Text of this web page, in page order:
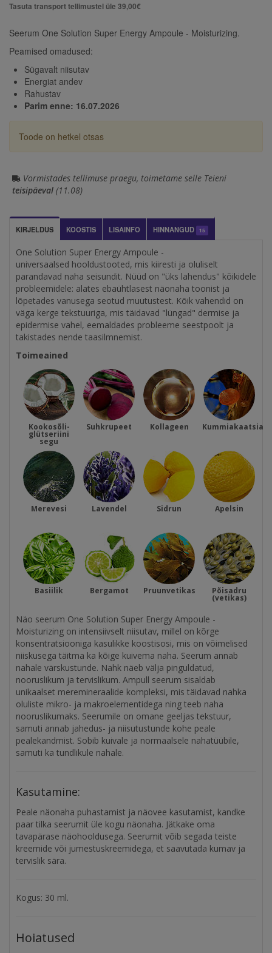
Tasuta transport tellimustel üle 39,00€
Seerum One Solution Super Energy Ampoule - Moisturizing.
Peamised omadused:
Sügavalt niisutav
Energiat andev
Rahustav
Parim enne: 16.07.2026
Toode on hetkel otsas
Vormistades tellimuse praegu, toimetame selle Teieni
teisipäeval (11.08)
KIRJELDUS KOOSTIS LISAINFO HINNANGUD 15
One Solution Super Energy Ampoule -
universaalsed hooldustooted, mis kiiresti ja oluliselt
parandavad naha seisundit. Nüüd on "üks lahendus" kõikidele
probleemidele: alates ebaühtlasest näonaha toonist ja
lõpetades vanusega seotud muutustest. Kõik vahendid on
väga kerge tekstuuriga, mis täidavad "lüngad" dermise ja
epidermise vahel, eemaldades probleeme seestpoolt ja
takistades nende taasilmnemist.
Toimeained
Kookosõli-
glütseriini
segu
Suhkrupeet Kollageen Kummiakaatsia
Merevesi Lavendel Sidrun Apelsin
Basiilik Bergamot Pruunvetikas Põisadru
(vetikas)
Näo seerum One Solution Super Energy Ampoule -
Moisturizing on intensiivselt niisutav, millel on kõrge
konsentratsiooniga kasulikke koostisosi, mis on võimelised
niiskusega täitma ka kõige kuivema naha. Seerum annab
nahale värskustunde. Nahk näeb välja pinguldatud,
nooruslikum ja tervislikum. Ampull seerum sisaldab
unikaalset meremineraalide kompleksi, mis täidavad nahka
oluliste mikro- ja makroelementidega ning teeb naha
nooruslikumaks. Seerumile on omane geeljas tekstuur,
samuti annab jahedus- ja niisutustunde kohe peale
pealekandmist. Sobib kuivale ja normaalsele nahatüübile,
samuti ka tundlikule nahale.
Kasutamine:
Peale näonaha puhastamist ja näovee kasutamist, kandke
paar tilka seerumit üle kogu näonaha. Jätkake oma
tavapärase näohooldusega. Seerumit võib segada teiste
kreemide või jumestuskreemidega, et saavutada kumav ja
tervislik sära.
Kogus: 30 ml.
Hoiatused